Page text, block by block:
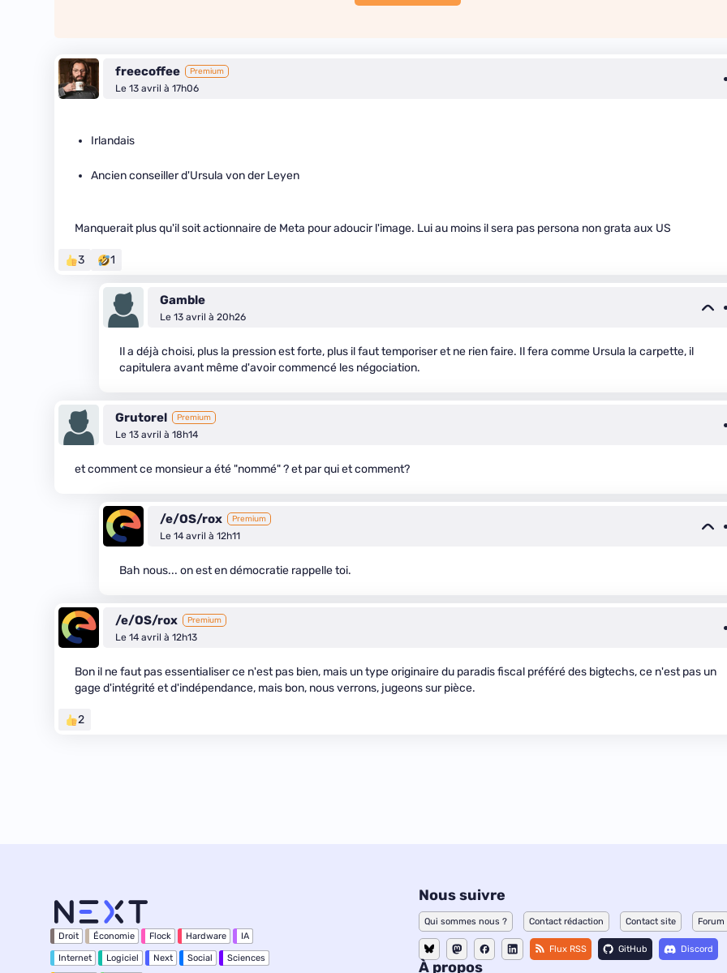
freecoffee Premium
Le 13 avril à 17h06
Irlandais
Ancien conseiller d'Ursula von der Leyen
Manquerait plus qu'il soit actionnaire de Meta pour adoucir l'image. Lui au moins il sera pas persona non grata aux US
3 1
Gamble
Le 13 avril à 20h26
Il a déjà choisi, plus la pression est forte, plus il faut temporiser et ne rien faire. Il fera comme Ursula la carpette, il
capitulera avant même d'avoir commencé les négociation.
Grutorel Premium
Le 13 avril à 18h14
et comment ce monsieur a été "nommé" ? et par qui et comment?
/e/OS/rox Premium
Le 14 avril à 12h11
Bah nous... on est en démocratie rappelle toi.
/e/OS/rox Premium
Le 14 avril à 12h13
Bon il ne faut pas essentialiser ce n'est pas bien, mais un type originaire du paradis fiscal préféré des bigtechs, ce n'est pas un
gage d'intégrité et d'indépendance, mais bon, nous verrons, jugeons sur pièce.
2
Droit Économie Flock Hardware IA
Internet Logiciel Next Social Sciences
Nous suivre
Qui sommes nous ? Contact rédaction Contact site Forum
Flux RSS GitHub Discord
À propos